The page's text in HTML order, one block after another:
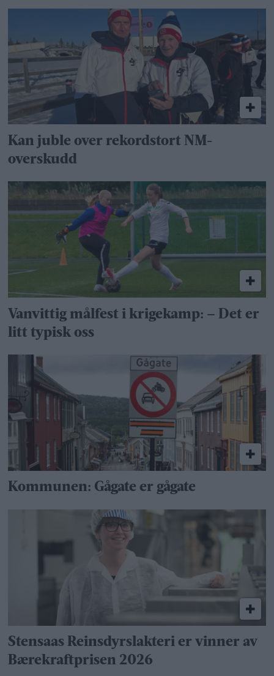
Kan juble over rekordstort NM-
overskudd
Vanvittig målfest i krigekamp: – Det er
litt typisk oss
Kommunen: Gågate er gågate
Stensaas Reinsdyrslakteri er vinner av
Bærekraftprisen 2026